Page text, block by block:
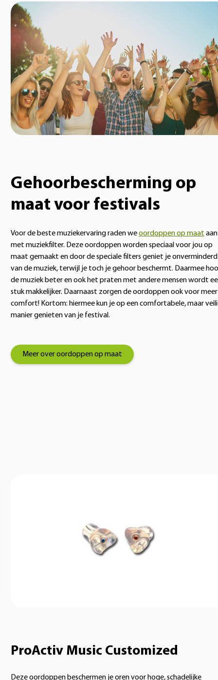
Gehoorbescherming op
maat voor festivals
Voor de beste muziekervaring raden weoordoppen op maat aan
met muziekfilter. Deze oordoppen worden speciaal voor jou op
maat gemaakt en door de speciale filters geniet je onverminderd
van de muziek, terwijl je toch je gehoor beschermt. Daarmee
de muziek beter en ook het praten met andere mensen wordt
stuk makkelijker. Daarnaast zorgen de oordoppen ook voor meer
comfort! Kortom: hiermee kun je op een comfortabele, maar
manier genieten van je festival.
Meer over oordoppen op maat
ProActiv Music Customized
Deze oordoppen beschermen je oren voor hoge, schadelijke